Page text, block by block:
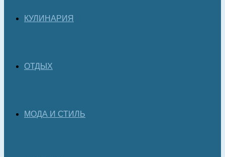
КУЛИНАРИЯ
ОТДЫХ
МОДА И СТИЛЬ